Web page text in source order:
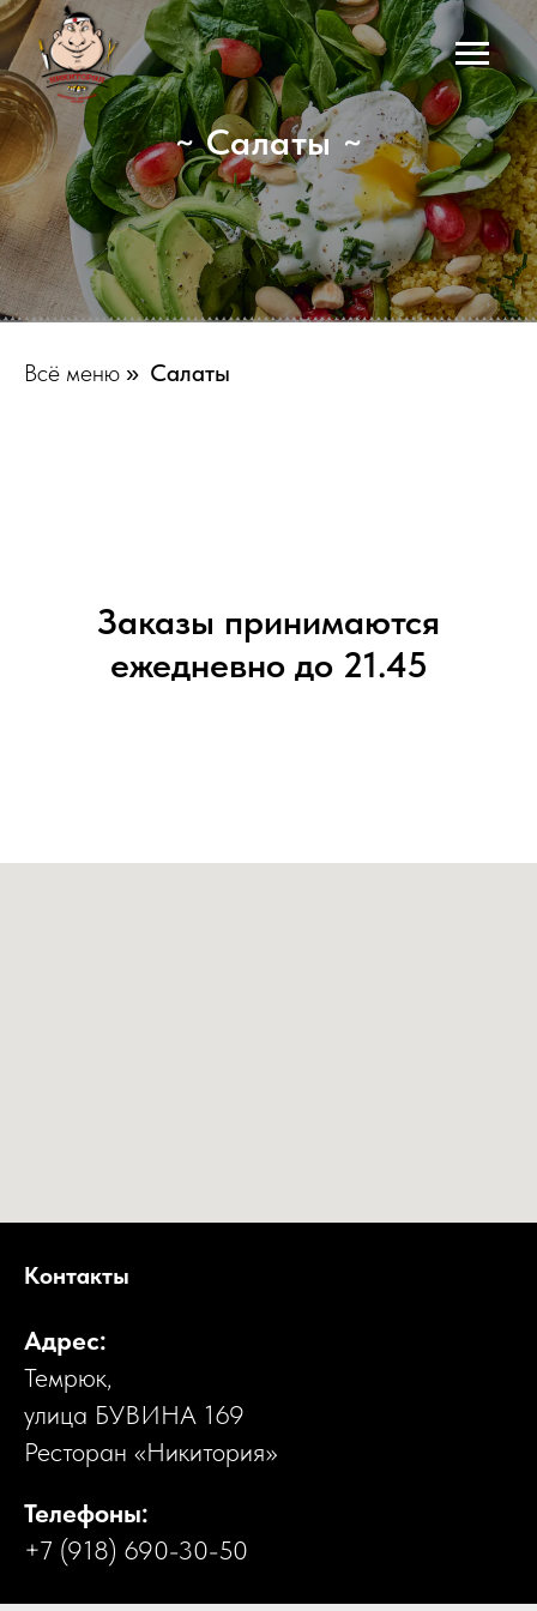
~ Салаты ~
Всё меню » Салаты
Заказы принимаются
ежедневно до 21.45
Контакты
Адрес:
Темрюк,
улица БУВИНА 169
Ресторан «Никитория»
Телефоны:
+7 (918) 690-30-50